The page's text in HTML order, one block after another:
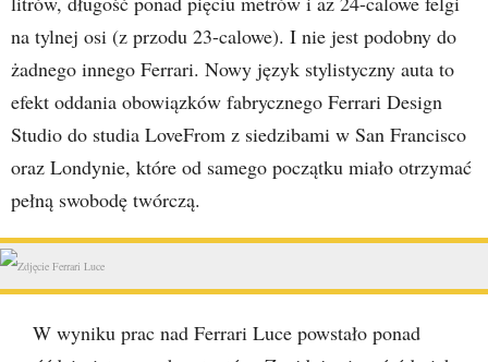
na tylnej osi (z przodu 23-calowe). I nie jest podobny do
żadnego innego Ferrari. Nowy język stylistyczny auta to
efekt oddania obowiązków fabrycznego Ferrari Design
Studio do studia LoveFrom z siedzibami w San Francisco
oraz Londynie, które od samego początku miało otrzymać
pełną swobodę twórczą.
W wyniku prac nad Ferrari Luce powstało ponad